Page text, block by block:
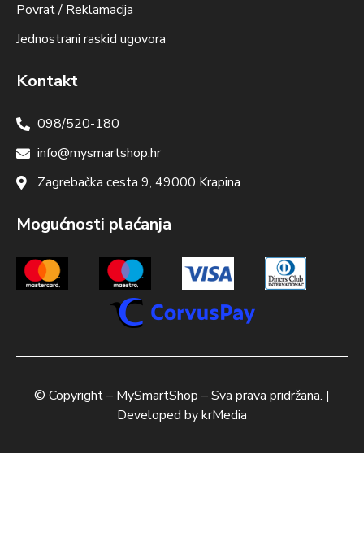
Povrat / Reklamacija
Jednostrani raskid ugovora
Kontakt
098/520-180
info@mysmartshop.hr
Zagrebačka cesta 9, 49000 Krapina
Mogućnosti plaćanja
© Copyright – MySmartShop – Sva prava pridržana. |
Developed bykrMedia